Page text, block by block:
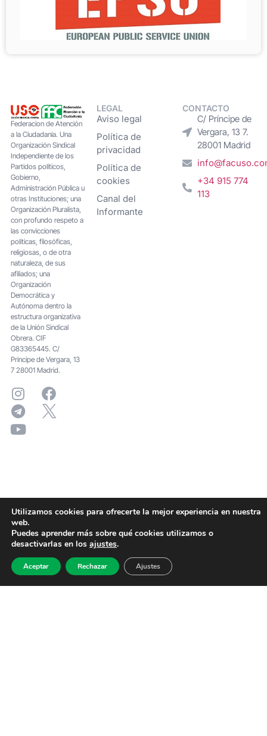
Federacion de Atención
a la Ciudadanía. Una
Organización Sindical
Independiente de los
Partidos políticos,
Gobierno,
Administración Pública u
otras Instituciones; una
Organización Pluralista,
con profundo respeto a
las convicciones
políticas, filosóficas,
religiosas, o de otra
naturaleza, de sus
afiliados; una
Organización
Democrática y
Autónoma dentro la
estructura organizativa
de la Unión Sindical
Obrera. CIF
G83365445. C/
Principe de Vergara, 13
7 28001 Madrid.
LEGAL
Aviso legal
Política de
privacidad
Política de
cookies
Canal del
Informante
CONTACTO
C/ Príncipe de
Vergara, 13 7.
28001 Madrid
+34 915 774
113
Utilizamos cookies para ofrecerte la mejor experiencia en nuestra
web.
Puedes aprender más sobre qué cookies utilizamos o
desactivarlas en los ajustes.
Aceptar Rechazar Ajustes